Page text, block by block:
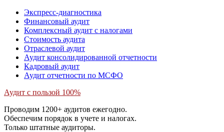
Экспресс-диагностика
Финансовый аудит
Комплексный аудит с налогами
Стоимость аудита
Отраслевой аудит
Аудит консолидированной отчетности
Кадровый аудит
Аудит отчетности по МСФО
Аудит с пользой 100%
Проводим 1200+ аудитов ежегодно.
Обеспечим порядок в учете и налогах.
Только штатные аудиторы.